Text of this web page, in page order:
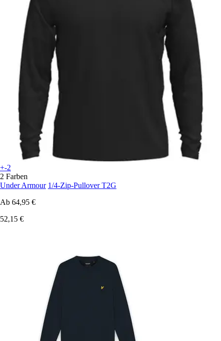
+-2
2 Farben
Under Armour 1/4-Zip-Pullover T2G
Ab 64,95 €
52,15 €